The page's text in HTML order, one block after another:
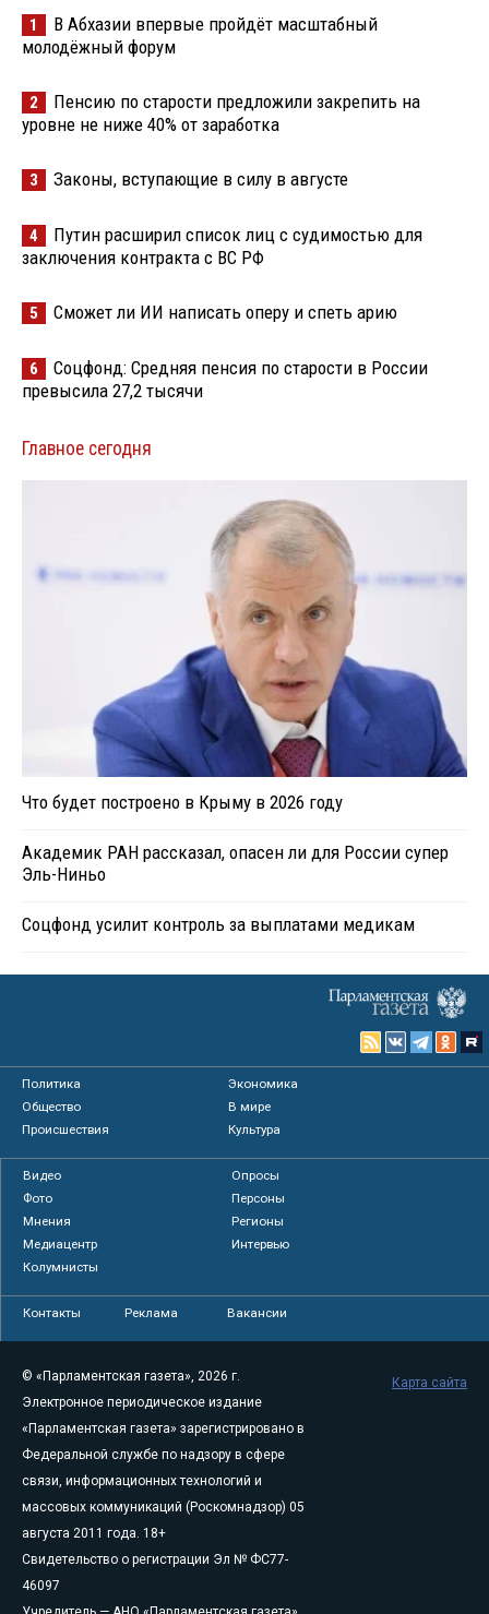
1
В Абхазии впервые пройдёт масштабный
молодёжный форум
2
Пенсию по старости предложили закрепить на
уровне не ниже 40% от заработка
3 Законы, вступающие в силу в августе
4
Путин расширил список лиц с судимостью для
заключения контракта с ВС РФ
5 Сможет ли ИИ написать оперу и спеть арию
6
Соцфонд: Средняя пенсия по старости в России
превысила 27,2 тысячи
Главное сегодня
Что будет построено в Крыму в 2026 году
Академик РАН рассказал, опасен ли для России супер
Эль-Ниньо
Соцфонд усилит контроль за выплатами медикам
Политика
Экономика
Общество
В мире
Происшествия
Культура
Видео
Опросы
Фото
Персоны
Мнения
Регионы
Медиацентр
Интервью
Колумнисты
Контакты Реклама Вакансии
© «Парламентская газета», 2026 г.
Электронное периодическое издание
«Парламентская газета» зарегистрировано в
Федеральной службе по надзору в сфере
связи, информационных технологий и
массовых коммуникаций (Роскомнадзор) 05
августа 2011 года. 18+
Свидетельство о регистрации Эл № ФС77-
46097
Карта сайта